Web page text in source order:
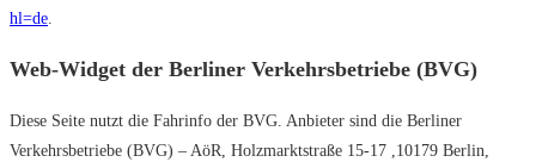
hl=de.
Web-Widget der Berliner Verkehrsbetriebe (BVG)
Diese Seite nutzt die Fahrinfo der BVG. Anbieter sind die Berliner
Verkehrsbetriebe (BVG) – AöR, Holzmarktstraße 15-17 ,10179 Berlin,